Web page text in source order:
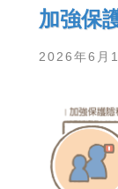
加強保
2026年6月